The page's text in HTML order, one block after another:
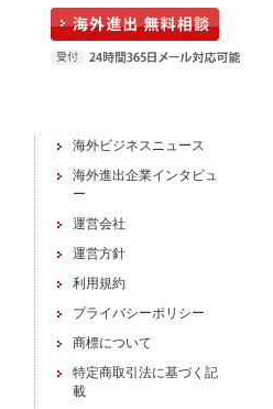
海外ビジネスニュース
海外進出企業インタビュ
ー
運営会社
運営方針
利用規約
プライバシーポリシー
商標について
特定商取引法に基づく記
載